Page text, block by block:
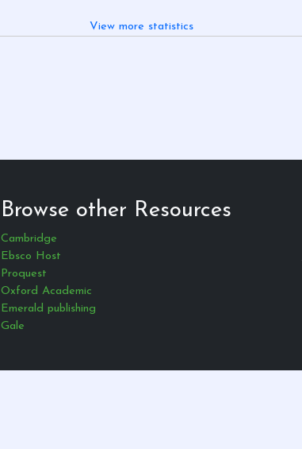
View more statistics
Browse other Resources
Cambridge
Ebsco Host
Proquest
Oxford Academic
Emerald publishing
Gale